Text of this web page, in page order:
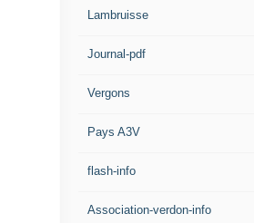
Lambruisse
Journal-pdf
Vergons
Pays A3V
flash-info
Association-verdon-info